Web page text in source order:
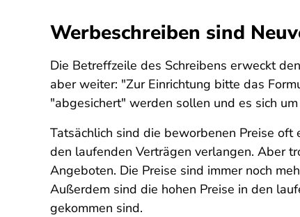
Werbeschreiben sind
Die Betreffzeile des Schreibens erweckt
aber weiter: "Zur Einrichtung bitte das
"abgesichert" werden sollen und es sich
Tatsächlich sind die beworbenen Preise
den laufenden Verträgen verlangen. Aber
Angeboten. Die Preise sind immer noch
Außerdem sind die hohen Preise in den
gekommen sind.